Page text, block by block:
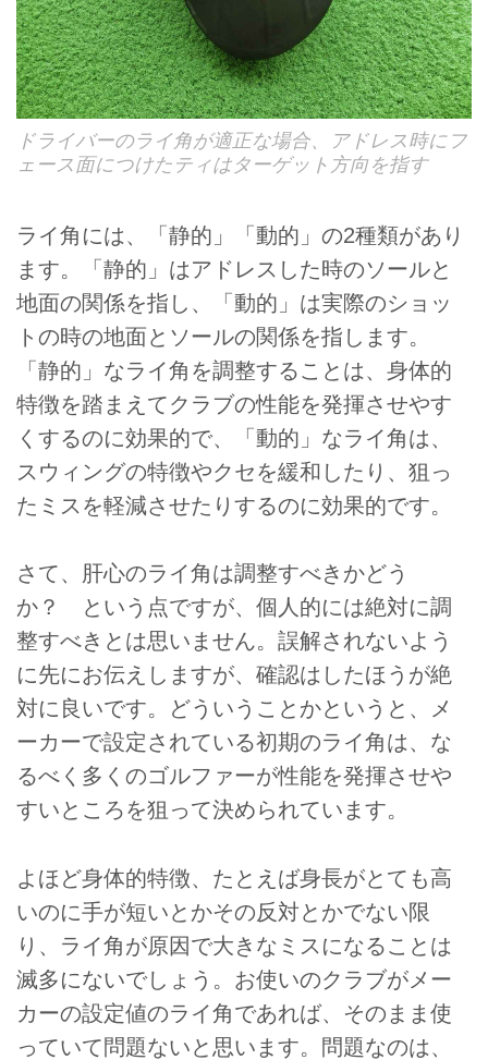
ドライバーのライ角が適正な場合、アドレス時にフ
ェース面につけたティはターゲット方向を指す
ライ角には、「静的」「動的」の2種類があり
ます。「静的」はアドレスした時のソールと
地面の関係を指し、「動的」は実際のショッ
トの時の地面とソールの関係を指します。
「静的」なライ角を調整することは、身体的
特徴を踏まえてクラブの性能を発揮させやす
くするのに効果的で、「動的」なライ角は、
スウィングの特徴やクセを緩和したり、狙っ
たミスを軽減させたりするのに効果的です。
さて、肝心のライ角は調整すべきかどう
か？ という点ですが、個人的には絶対に調
整すべきとは思いません。誤解されないよう
に先にお伝えしますが、確認はしたほうが絶
対に良いです。どういうことかというと、メ
ーカーで設定されている初期のライ角は、な
るべく多くのゴルファーが性能を発揮させや
すいところを狙って決められています。
よほど身体的特徴、たとえば身長がとても高
いのに手が短いとかその反対とかでない限
り、ライ角が原因で大きなミスになることは
滅多にないでしょう。お使いのクラブがメー
カーの設定値のライ角であれば、そのまま使
っていて問題ないと思います。問題なのは、